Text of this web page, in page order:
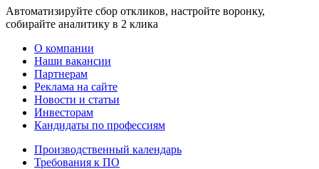
Автоматизируйте сбор откликов, настройте воронку,
собирайте аналитику в 2 клика
О компании
Наши вакансии
Партнерам
Реклама на сайте
Новости и статьи
Инвесторам
Кандидаты по профессиям
Производственный календарь
Требования к ПО